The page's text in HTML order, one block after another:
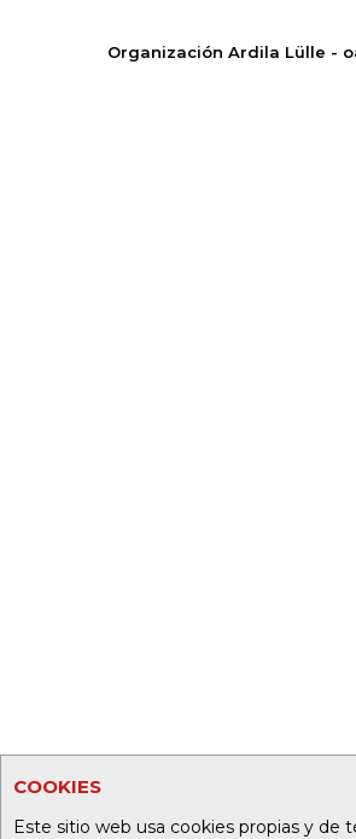
COOKIES
Este sitio web usa cookies propias y de
Organización Ardila Lülle -